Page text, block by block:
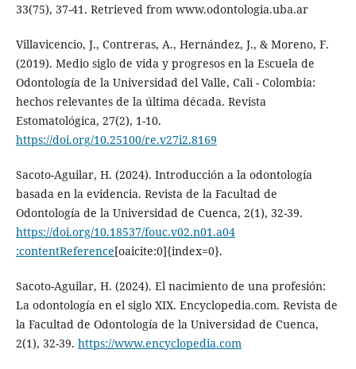
33(75), 37-41. Retrieved from www.odontologia.uba.ar
Villavicencio, J., Contreras, A., Hernández, J., & Moreno, F.
(2019). Medio siglo de vida y progresos en la Escuela de
Odontología de la Universidad del Valle, Cali - Colombia:
hechos relevantes de la última década. Revista
Estomatológica, 27(2), 1-10.
https://doi.org/10.25100/re.v27i2.8169
Sacoto-Aguilar, H. (2024). Introducción a la odontología
basada en la evidencia. Revista de la Facultad de
Odontología de la Universidad de Cuenca, 2(1), 32-39.
https://doi.org/10.18537/fouc.v02.n01.a04​
:contentReference[oaicite:0]{index=0}.
Sacoto-Aguilar, H. (2024). El nacimiento de una profesión:
La odontología en el siglo XIX. Encyclopedia.com. Revista de
la Facultad de Odontología de la Universidad de Cuenca,
2(1), 32-39. https://www.encyclopedia.com